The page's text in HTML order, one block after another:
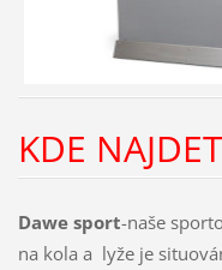
KDE
Dawe sport-naše
na kola a lyže je